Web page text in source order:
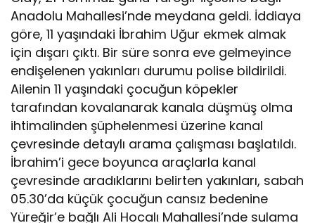
Anadolu Mahallesi’nde meydana geldi. İddiaya
göre, 11 yaşındaki İbrahim Uğur ekmek almak
için dışarı çıktı. Bir süre sonra eve gelmeyince
endişelenen yakınları durumu polise bildirildi.
Ailenin 11 yaşındaki çocuğun köpekler
tarafından kovalanarak kanala düşmüş olma
ihtimalinden şüphelenmesi üzerine kanal
çevresinde detaylı arama çalışması başlatıldı.
İbrahim’i gece boyunca araçlarla kanal
çevresinde aradıklarını belirten yakınları, sabah
05.30’da küçük çocuğun cansız bedenine
Yüreğir’e bağlı Ali Hocalı Mahallesi’nde sulama